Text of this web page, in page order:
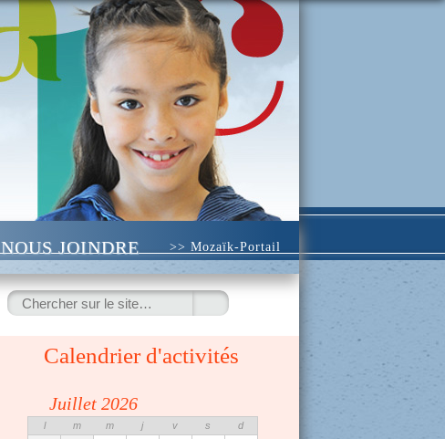
NOUS JOINDRE >> Mozaïk-Portail
Rechercher
:
Calendrier d'activités
Juillet 2026
l m m j v s d